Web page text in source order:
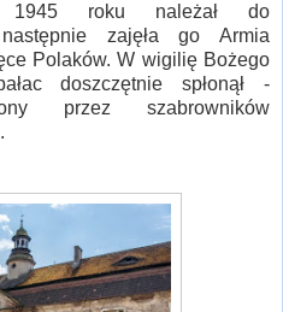
1945 roku należał do
zajęła go Armia
Polaków. W wigilię Bożego
doszczętnie spłonął -
przez szabrowników